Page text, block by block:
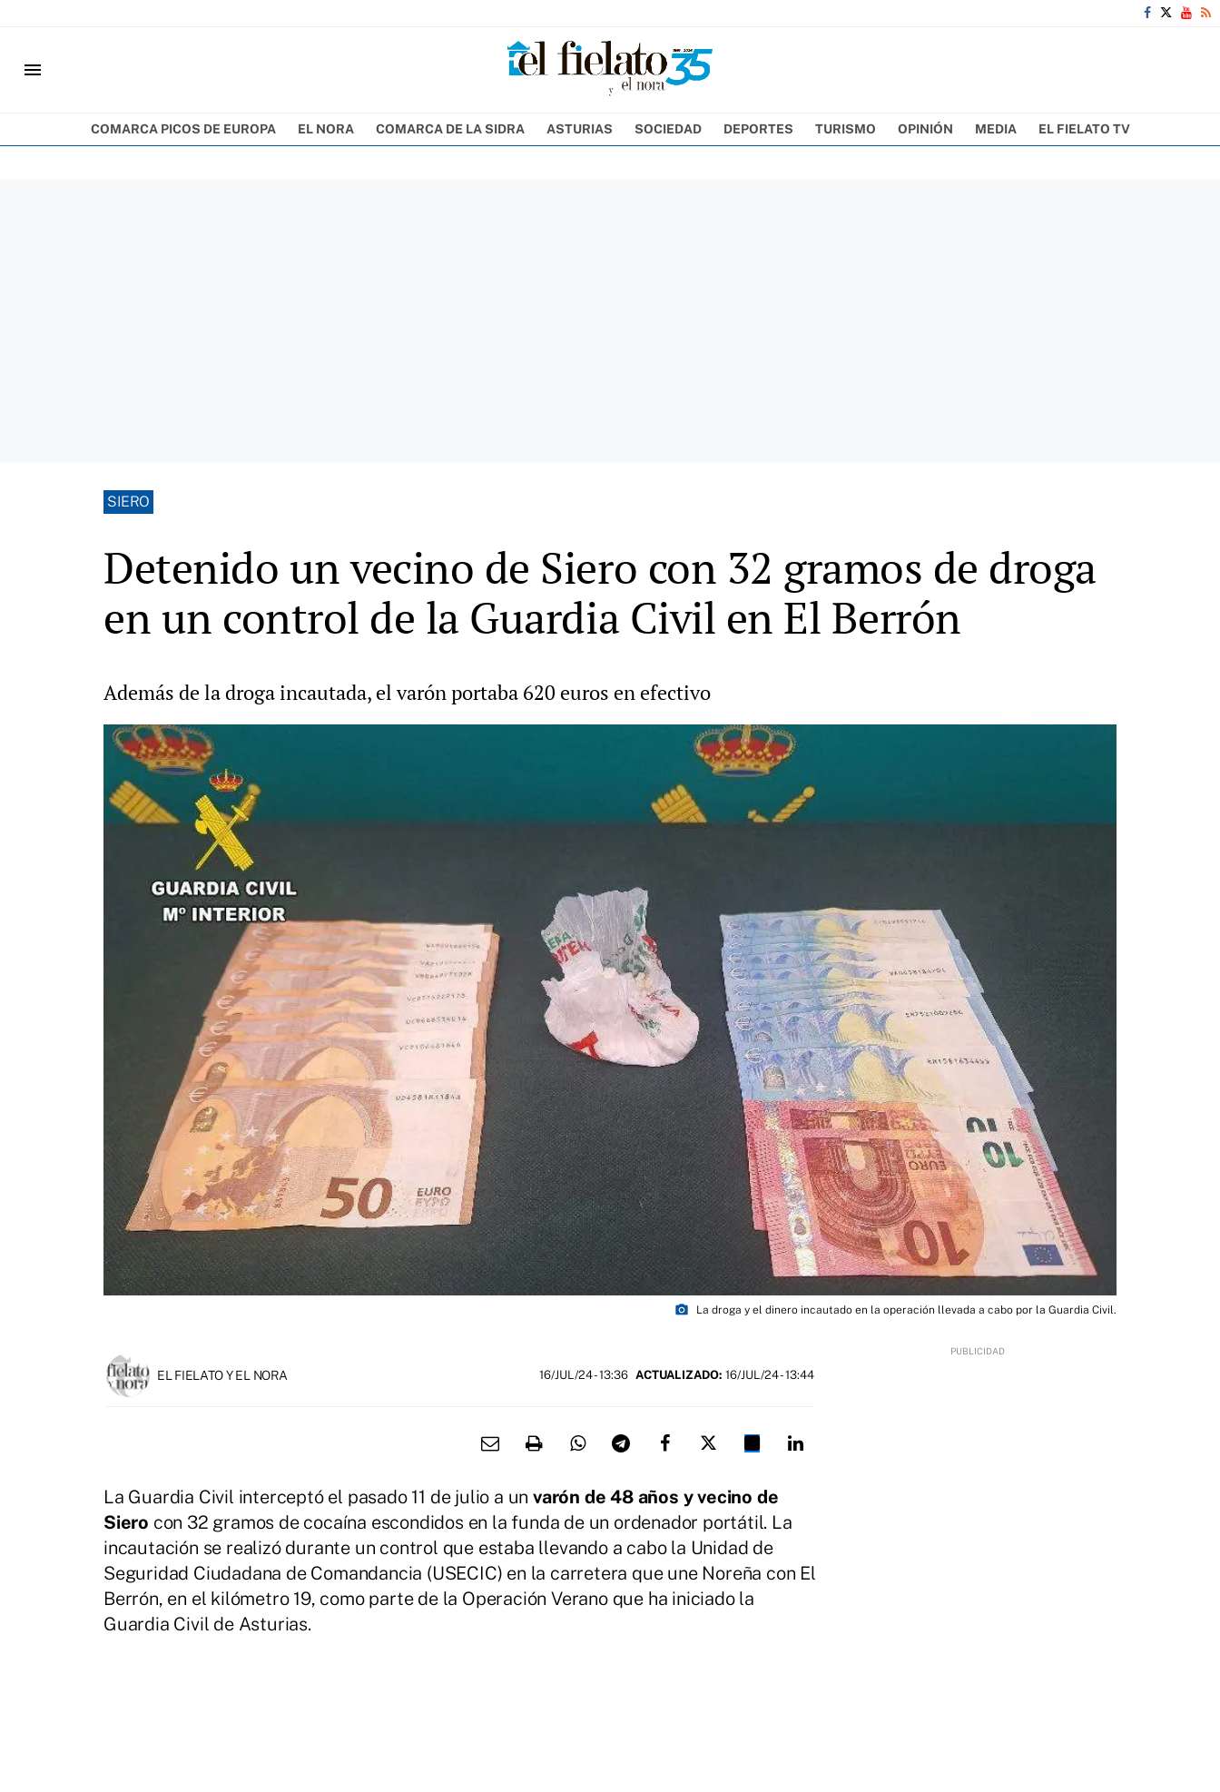
menu
COMARCA PICOS DE EUROPA EL NORA COMARCA DE LA SIDRA ASTURIAS SOCIEDAD DEPORTES TURISMO OPINIÓN MEDIA EL FIELATO TV
SIERO
Detenido un vecino de Siero con 32 gramos de droga
en un control de la Guardia Civil en El Berrón
Además de la droga incautada, el varón portaba 620 euros en efectivo
photo_camera La droga y el dinero incautado en la operación llevada a cabo por la Guardia Civil.
EL FIELATO Y EL NORA 16/JUL/24- 13:36 ACTUALIZADO: 16/JUL/24 - 13:44
La Guardia Civil interceptó el pasado 11 de julio a un varón de 48 años y vecino de
Siero con 32 gramos de cocaína escondidos en la funda de un ordenador portátil. La
incautación se realizó durante un control que estaba llevando a cabo la Unidad de
Seguridad Ciudadana de Comandancia (USECIC) en la carretera que une Noreña con El
Berrón, en el kilómetro 19, como parte de la Operación Verano que ha iniciado la
Guardia Civil de Asturias.